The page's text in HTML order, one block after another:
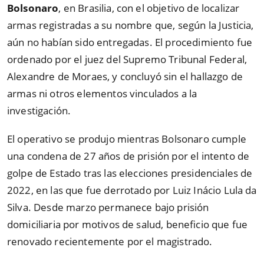
Bolsonaro, en Brasilia, con el objetivo de localizar
armas registradas a su nombre que, según la Justicia,
aún no habían sido entregadas. El procedimiento fue
ordenado por el juez del Supremo Tribunal Federal,
Alexandre de Moraes, y concluyó sin el hallazgo de
armas ni otros elementos vinculados a la
investigación.
El operativo se produjo mientras Bolsonaro cumple
una condena de 27 años de prisión por el intento de
golpe de Estado tras las elecciones presidenciales de
2022, en las que fue derrotado por Luiz Inácio Lula da
Silva. Desde marzo permanece bajo prisión
domiciliaria por motivos de salud, beneficio que fue
renovado recientemente por el magistrado.